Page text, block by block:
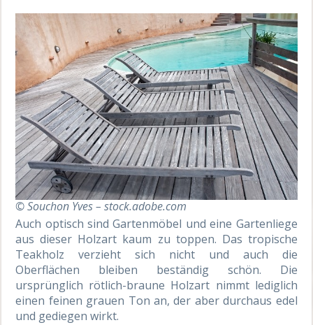
© Souchon Yves – stock.adobe.com
Auch optisch sind Gartenmöbel und eine Gartenliege
aus dieser Holzart kaum zu toppen. Das tropische
Teakholz verzieht sich nicht und auch die
Oberflächen bleiben beständig schön. Die
ursprünglich rötlich-braune Holzart nimmt lediglich
einen feinen grauen Ton an, der aber durchaus edel
und gediegen wirkt.